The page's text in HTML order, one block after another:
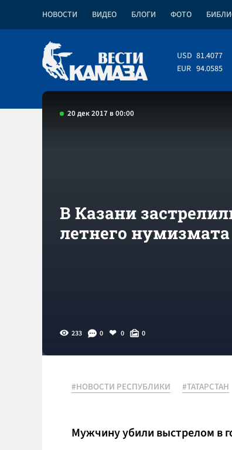
НОВОСТИ ВИДЕО БЛОГИ ФОТО
USD 81.4077
EUR 94.0585
20 дек 2017 в 00:00
В Казани
летнего нумизмата
233 0 0 0
#НОВОСТИ РЕСПУБЛИКИ #ТАТАРСТАН
Мужчину убили выстрелом в